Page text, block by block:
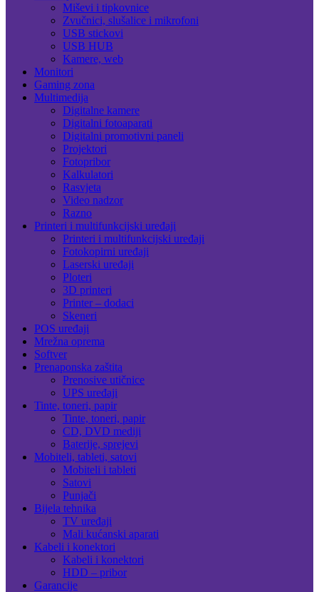
Miševi i tipkovnice
Zvučnici, slušalice i mikrofoni
USB stickovi
USB HUB
Kamere, web
Monitori
Gaming zona
Multimedija
Digitalne kamere
Digitalni fotoaparati
Digitalni promotivni paneli
Projektori
Fotopribor
Kalkulatori
Rasvjeta
Video nadzor
Razno
Printeri i multifunkcijski uređaji
Printeri i multifunkcijski uređaji
Fotokopirni uređaji
Laserski uređaji
Ploteri
3D printeri
Printer – dodaci
Skeneri
POS uređaji
Mrežna oprema
Softver
Prenaponska zaštita
Prenosive utičnice
UPS uređaji
Tinte, toneri, papir
Tinte, toneri, papir
CD, DVD mediji
Baterije, sprejevi
Mobiteli, tableti, satovi
Mobiteli i tableti
Satovi
Punjači
Bijela tehnika
TV uređaji
Mali kućanski aparati
Kabeli i konektori
Kabeli i konektori
HDD – pribor
Garancije